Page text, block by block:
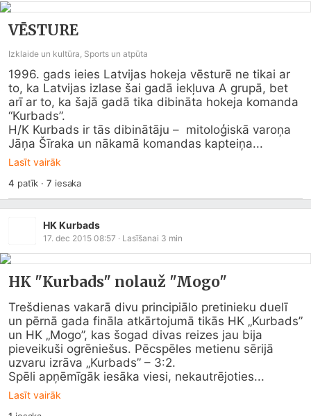
VĒSTURE
Izklaide un kultūra, Sports un atpūta
1996. gads ieies Latvijas hokeja vēsturē ne tikai ar
to, ka Latvijas izlase šai gadā iekļuva A grupā, bet
arī ar to, ka šajā gadā tika dibināta hokeja komanda
“Kurbads”.
H/K Kurbads ir tās dibinātāju –  mitoloģiskā varoņa
Jāņa Šīraka un nākamā komandas kapteiņa...
Lasīt vairāk
4 patīk ·7 iesaka
HK Kurbads
17. dec 2015 08:57 · Lasīšanai 3 min
HK "Kurbads" nolauž "Mogo"
Trešdienas vakarā divu principiālo pretinieku duelī
un pērnā gada fināla atkārtojumā tikās HK „Kurbads”
un HK „Mogo”, kas šogad divas reizes jau bija
pieveikuši ogrēniešus. Pēcspēles metienu sērijā
uzvaru izrāva „Kurbads” – 3:2.
Spēli apņēmīgāk iesāka viesi, nekautrējoties...
Lasīt vairāk